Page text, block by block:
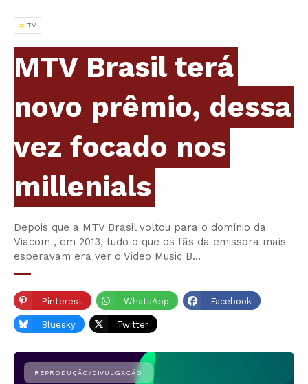
TV
MTV Brasil terá
novo prêmio, dessa
vez focado nos
millenials
Depois que a MTV Brasil voltou para o domínio da
Viacom , em 2013, tudo o que os fãs da emissora mais
esperavam era ver o Video Music B…
Pinterest WhatsApp Facebook
Bluesky Twitter